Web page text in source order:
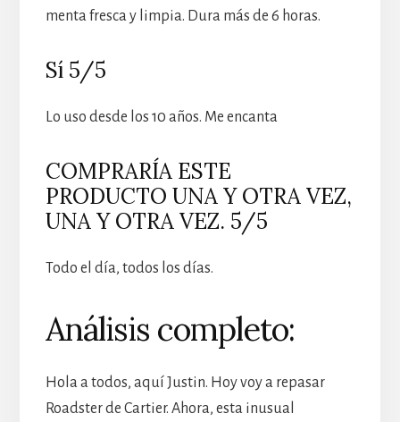
menta fresca y limpia. Dura más de 6 horas.
Sí 5/5
Lo uso desde los 10 años. Me encanta
COMPRARÍA ESTE
PRODUCTO UNA Y OTRA VEZ,
UNA Y OTRA VEZ. 5/5
Todo el día, todos los días.
Análisis completo:
Hola a todos, aquí Justin. Hoy voy a repasar
Roadster de Cartier. Ahora, esta inusual